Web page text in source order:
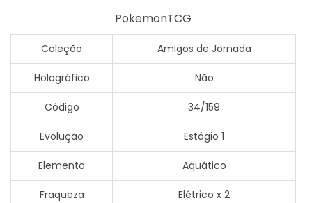
PokemonTCG
Coleção Amigos de Jornada
Holográfico Não
Código 34/159
Evolução Estágio 1
Elemento Aquático
Fraqueza Elétrico x 2